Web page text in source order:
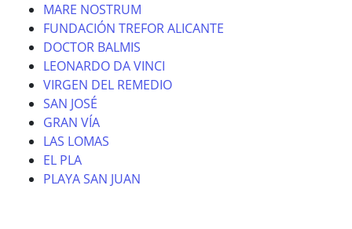
MARE NOSTRUM
FUNDACIÓN TREFOR ALICANTE
DOCTOR BALMIS
LEONARDO DA VINCI
VIRGEN DEL REMEDIO
SAN JOSÉ
GRAN VÍA
LAS LOMAS
EL PLA
PLAYA SAN JUAN